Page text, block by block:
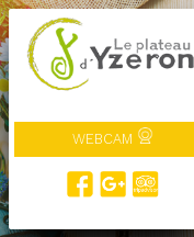
WEBCAM